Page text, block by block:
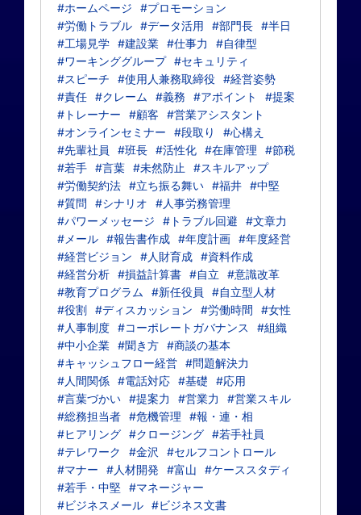
#ホームページ
#プロモーション
#労働トラブル #データ活用 #部門長 #半日
#工場見学 #建設業 #仕事力
#自律型
#ワーキンググループ #セキュリティ
#スピーチ
#使用人兼務取締役 #経営姿勢
#責任 #クレーム #義務 #アポイント
#提案
#トレーナー
#顧客
#営業アシスタント
#オンラインセミナー
#段取り
#心構え
#先輩社員
#班長 #活性化 #在庫管理
#節税
#若手 #言葉 #未然防止
#スキルアップ
#労働契約法 #立ち振る舞い #福井 #中堅
#質問
#シナリオ
#人事労務管理
#パワーメッセージ
#トラブル回避
#文章力
#メール #報告書作成 #年度計画 #年度経営
#経営ビジョン
#人財育成 #資料作成
#経営分析 #損益計算書 #自立
#意識改革
#教育プログラム
#新任役員
#自立型人材
#役割 #ディスカッション #労働時間
#女性
#人事制度 #コーポレートガバナンス
#組織
#中小企業 #聞き方 #商談の基本
#キャッシュフロー経営 #問題解決力
#人間関係 #電話対応 #基礎
#応用
#言葉づかい #提案力 #営業力
#営業スキル
#総務担当者 #危機管理
#報・連・相
#ヒアリング #クロージング #若手社員
#テレワーク
#金沢
#セルフコントロール
#マナー
#人材開発 #富山
#ケーススタディ
#若手・中堅 #マネージャー
#ビジネスメール #ビジネス文書